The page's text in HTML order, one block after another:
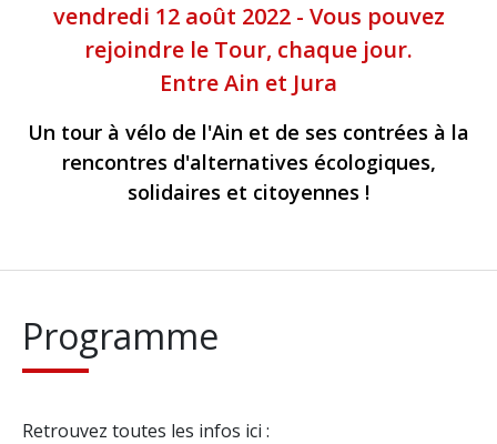
vendredi 12 août 2022 - Vous pouvez
rejoindre le Tour, chaque jour.
Entre Ain et Jura
Un tour à vélo de l'Ain et de ses contrées à la
rencontres d'alternatives écologiques,
solidaires et citoyennes !
Programme
Retrouvez toutes les infos ici :